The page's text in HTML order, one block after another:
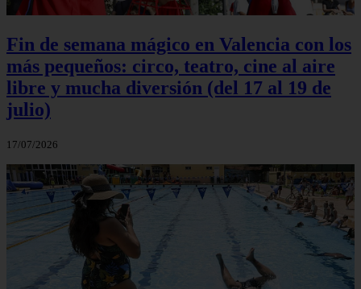
Fin de semana mágico en Valencia con los
más pequeños: circo, teatro, cine al aire
libre y mucha diversión (del 17 al 19 de
julio)
17/07/2026